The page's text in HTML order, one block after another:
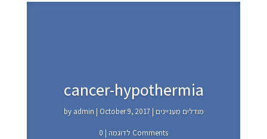
cancer-hypothermia
by admin | October 9, 2017| מודלים מעניינים
לדוגמה | 0 Comments